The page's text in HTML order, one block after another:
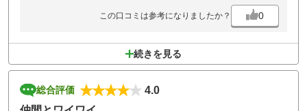
この口コミは参考になりましたか？ 0
続きを見る
総合評価
4.0